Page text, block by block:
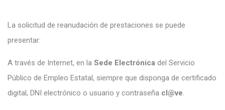
La solicitud de reanudación de prestaciones se puede
presentar:
A través de Internet, en la Sede Electrónica del Servicio
Público de Empleo Estatal, siempre que disponga de certificado
digital, DNI electrónico o usuario y contraseña cl@ve.